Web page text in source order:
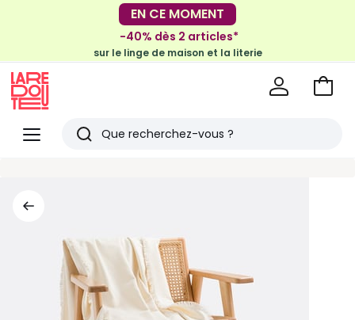
-30€ tous les 100€*
sur le meuble & la déco
EN CE MOMENT
-40% dès 2 articles*
sur le linge de maison et la literie
Menu
Redoute
Rechercher
Voir